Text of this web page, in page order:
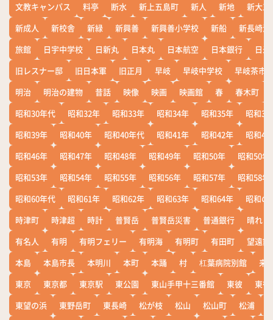
文教キャンパス
料亭 断水 新上五島町 新人 新地
新大工
新成人
新校舎 新緑 新興善 新興善小学校 新船
新長崎漁
旅館
日宇中学校 日新丸 日本丸 日本航空 日本銀行
日
旧レスナー邸
旧日本軍 旧正月 早岐 早岐中学校
早岐茶市
明治
明治の建物 昔話 映像 映画 映画館 春 春木町
昭和30年代
昭和32年 昭和33年 昭和34年 昭和35年
昭和36
昭和39年
昭和40年 昭和40年代 昭和41年 昭和42年
昭和43
昭和46年
昭和47年 昭和48年 昭和49年 昭和50年
昭和50年
昭和53年
昭和54年 昭和55年 昭和56年 昭和57年
昭和58年
昭和60年代
昭和61年 昭和62年 昭和63年 昭和64年
昭和の
時津町
時津超 時計 普賢岳 普賢岳災害 普通銀行
晴れ
有名人
有明 有明フェリー 有明海 有明町 有田町
望遠鏡
本島
本島市長 本明川 本町 本踊 村 杠葉病院別館
来
東京
東京都 東京駅 東公園 東山手甲十三番館 東彼
東彼
東望の浜
東野岳町 東長崎 松が枝 松山 松山町 松浦